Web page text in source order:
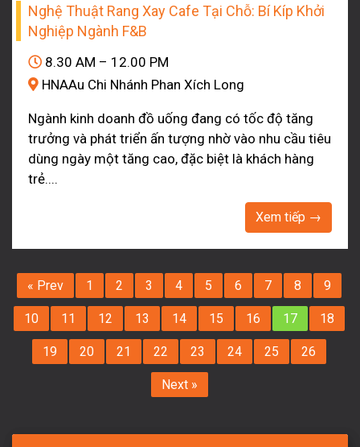
Nghệ Thuật Rang Xay Cafe Tại Chỗ: Bí Kíp Khởi
Nghiệp Ngành F&B
8.30 AM – 12.00 PM
HNAAu Chi Nhánh Phan Xích Long
Ngành kinh doanh đồ uống đang có tốc độ tăng
trưởng và phát triển ấn tượng nhờ vào nhu cầu tiêu
dùng ngày một tăng cao, đặc biệt là khách hàng
trẻ....
Xem tiếp →
« Prev 1 2 3 4 5 6 7 8 9
10 11 12 13 14 15 16 17 18
19 20 21 22 23 24 25 26
Next »